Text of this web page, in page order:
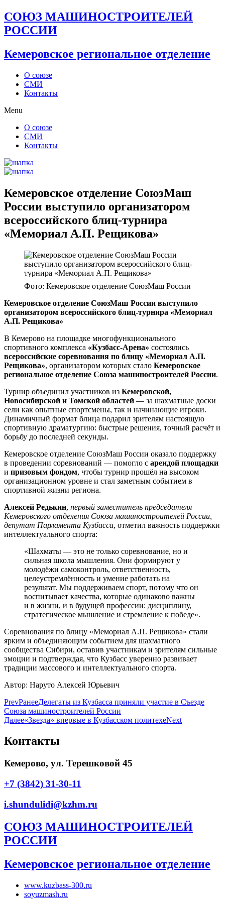
СОЮЗ МАШИНОСТРОИТЕЛЕЙ
РОССИИ
Кемеровское региональное отделение
О союзе
СМИ
Контакты
Menu
О союзе
СМИ
Контакты
Кемеровское отделение СоюзМаш
России выступило организатором
всероссийского блиц-турнира
«Мемориал А.П. Рещикова»
Фото: Кемеровское отделение СоюзМаш России
Кемеровское отделение СоюзМаш России выступило
организатором всероссийского блиц-турнира «Мемориал
А.П. Рещикова»
В Кемерово на площадке многофункционального
спортивного комплекса «Кузбасс-Арена» состоялись
всероссийские соревнования по блицу «Мемориал А.П.
Рещикова», организатором которых стало Кемеровское
региональное отделение Союза машиностроителей России.
Турнир объединил участников из Кемеровской,
Новосибирской и Томской областей — за шахматные доски
сели как опытные спортсмены, так и начинающие игроки.
Динамичный формат блица подарил зрителям настоящую
спортивную драматургию: быстрые решения, точный расчёт и
борьбу до последней секунды.
Кемеровское отделение СоюзМаш России оказало поддержку
в проведении соревнований — помогло с арендой площадки
и призовым фондом, чтобы турнир прошёл на высоком
организационном уровне и стал заметным событием в
спортивной жизни региона.
Алексей Редькин, первый заместитель председателя
Кемеровского отделения Союза машиностроителей России,
депутат Парламента Кузбасса, отметил важность поддержки
интеллектуального спорта:
«Шахматы — это не только соревнование, но и
сильная школа мышления. Они формируют у
молодёжи самоконтроль, ответственность,
целеустремлённость и умение работать на
результат. Мы поддерживаем спорт, потому что он
воспитывает качества, которые одинаково важны
и в жизни, и в будущей профессии: дисциплину,
стратегическое мышление и стремление к победе».
Соревнования по блицу «Мемориал А.П. Рещикова» стали
ярким и объединяющим событием для шахматного
сообщества Сибири, оставив участникам и зрителям сильные
эмоции и подтверждая, что Кузбасс уверенно развивает
традиции массового и интеллектуального спорта.
Автор: Наруто Алексей Юрьевич
PrevРанееДелегаты из Кузбасса приняли участие в Съезде
Союза машиностроителей России
Далее«Звезда» впервые в Кузбасском политехеNext
Контакты
Кемерово, ул. Терешковой 45
+7 (3842) 31-30-11
i.shundulidi@kzhm.ru
СОЮЗ МАШИНОСТРОИТЕЛЕЙ
РОССИИ
Кемеровское региональное отделение
www.kuzbass-300.ru
soyuzmash.ru